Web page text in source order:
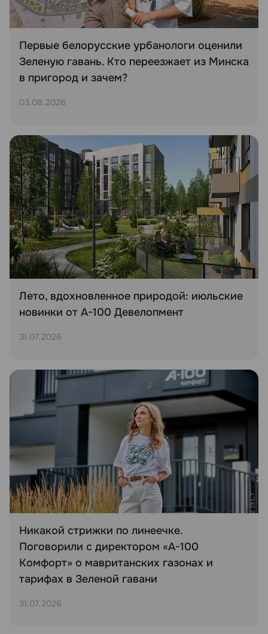
Первые белорусские урбанологи оценили
Зеленую гавань. Кто переезжает из Минска
в пригород и зачем?
03.08.2026
Лето, вдохновленное природой: июльские
новинки от А-100 Девелопмент
31.07.2026
Никакой стрижки по линеечке.
Поговорили с директором «А-100
Комфорт» о мавританских газонах и
тарифах в Зеленой гавани
31.07.2026